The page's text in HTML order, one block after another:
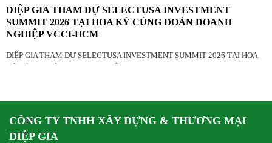
DIỆP GIA THAM DỰ SELECTUSA INVESTMENT
SUMMIT 2026 TẠI HOA KỲ CÙNG ĐOÀN DOANH
NGHIỆP VCCI-HCM
DIỆP GIA THAM DỰ SELECTUSA INVESTMENT SUMMIT 2026 TẠI HOA
CÔNG TY TNHH XÂY DỰNG & THƯƠNG MẠI
DIỆP GIA